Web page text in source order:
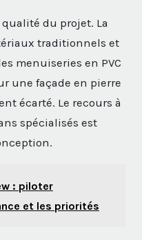
du projet. La
traditionnels et
menuiseries en PVC
une façade en pierre
écarté. Le recours à
spécialisés est
: piloter
et les priorités